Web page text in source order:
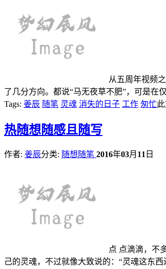
从五周年视频
了几分方向。都说“马无夜草不肥”，可是在
Tags: 姜辰 随笔 灵魂 消失的日子 工作 匆忙
热随想随感且随写
作者: 姜辰分类: 随想随笔 2016年03月 11 日
点 点滴滴，不
己的灵魂，不过就像大致说的：“灵魂这东